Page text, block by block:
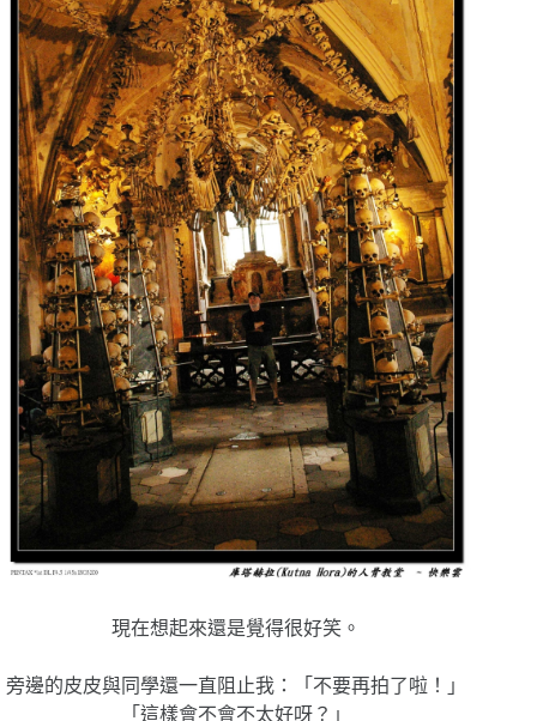
現在想起來還是覺得很好笑。
旁邊的皮皮與同學還一直阻止我：「不要再拍了啦！」
「這樣會不會不太好呀？」